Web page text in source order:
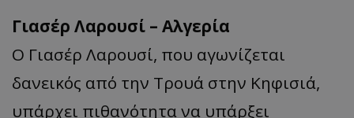
Γιασέρ Λαρουσί – Αλγερία
Ο Γιασέρ Λαρουσί, που αγωνίζεται
δανεικός από την Τρουά στην Κηφισιά,
υπάρχει πιθανότητα να υπάρξει